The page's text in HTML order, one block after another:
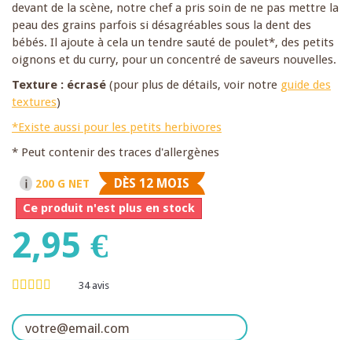
devant de la scène, notre chef a pris soin de ne pas mettre la
peau des grains parfois si désagréables sous la dent des
bébés. Il ajoute à cela un tendre sauté de poulet*, des petits
oignons et du curry, pour un concentré de saveurs nouvelles.
Texture : écrasé (pour plus de détails, voir notre guide des
textures)
*Existe aussi pour les petits herbivores
* Peut contenir des traces d'allergènes
200 G NET DÈS 12 MOIS
Ce produit n'est plus en stock
2,95 €
34 avis